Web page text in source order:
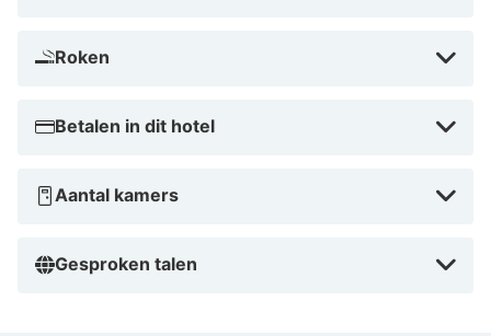
Roken
Betalen in dit hotel
Aantal kamers
Gesproken talen